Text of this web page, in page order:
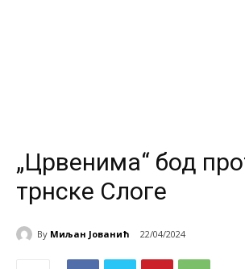
„Црвенима“ бод
трнске Слоге
By Миљан Јованић 22/04/2024